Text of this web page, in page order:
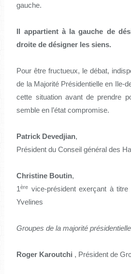
gauche.
Il appartient à la gauche de
droite de désigner les siens.
Pour être fructueux, le débat,
de la Majorité Présidentielle en Ile-
cette situation avant de prendre
semble en l’état compromise.
Patrick Devedjian,
Président du Conseil général des
Christine Boutin,
1ère vice-président exerçant à
Yvelines
Groupes de la majorité
Roger Karoutchi , Président de